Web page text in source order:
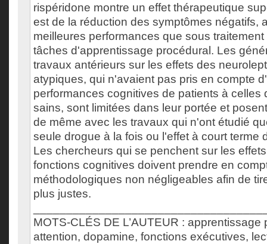
rispéridone montre un effet thérapeutique
est de la réduction des symptômes négatifs,
meilleures performances que sous
tâches d'apprentissage procédural. Les
travaux antérieurs sur les effets des
atypiques, qui n'avaient pas pris en compte
performances cognitives de patients à celles
sains, sont limitées dans leur portée et
de même avec les travaux qui n'ont étudié
seule drogue à la fois ou l'effet à court terme
Les chercheurs qui se penchent sur les
fonctions cognitives doivent prendre en
méthodologiques non négligeables afin de
plus justes.
MOTS-CLÉS DE L’AUTEUR : apprentissage
attention, dopamine, fonctions exécutives,